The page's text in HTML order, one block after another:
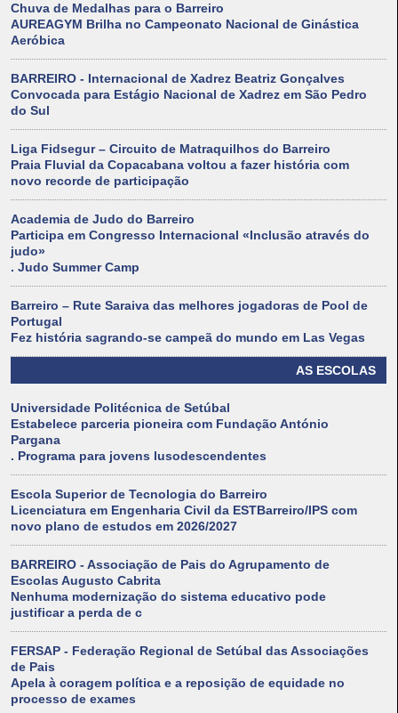
Chuva de Medalhas para o Barreiro
AUREAGYM Brilha no Campeonato Nacional de Ginástica
Aeróbica
BARREIRO - Internacional de Xadrez Beatriz Gonçalves
Convocada para Estágio Nacional de Xadrez em São Pedro
do Sul
Liga Fidsegur – Circuito de Matraquilhos do Barreiro
Praia Fluvial da Copacabana voltou a fazer história com
novo recorde de participação
Academia de Judo do Barreiro
Participa em Congresso Internacional «Inclusão através do
judo»
. Judo Summer Camp
Barreiro – Rute Saraiva das melhores jogadoras de Pool de
Portugal
Fez história sagrando-se campeã do mundo em Las Vegas
AS ESCOLAS
Universidade Politécnica de Setúbal
Estabelece parceria pioneira com Fundação António
Pargana
. Programa para jovens lusodescendentes
Escola Superior de Tecnologia do Barreiro
Licenciatura em Engenharia Civil da ESTBarreiro/IPS com
novo plano de estudos em 2026/2027
BARREIRO - Associação de Pais do Agrupamento de
Escolas Augusto Cabrita
Nenhuma modernização do sistema educativo pode
justificar a perda de c
FERSAP - Federação Regional de Setúbal das Associações
de Pais
Apela à coragem política e a reposição de equidade no
processo de exames